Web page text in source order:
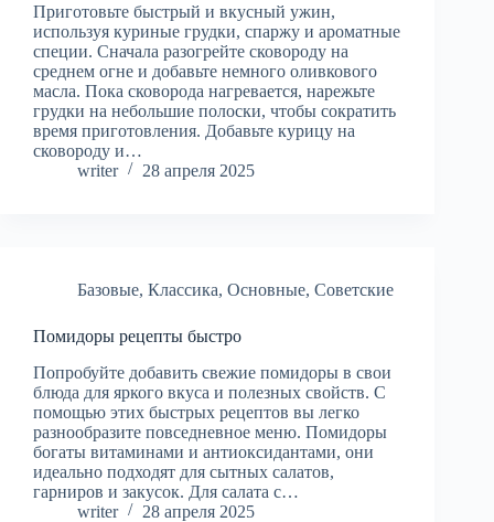
Приготовьте быстрый и вкусный ужин,
используя куриные грудки, спаржу и ароматные
специи. Сначала разогрейте сковороду на
среднем огне и добавьте немного оливкового
масла. Пока сковорода нагревается, нарежьте
грудки на небольшие полоски, чтобы сократить
время приготовления. Добавьте курицу на
сковороду и…
writer
28 апреля 2025
Базовые, Классика, Основные, Советские
Помидоры рецепты быстро
Попробуйте добавить свежие помидоры в свои
блюда для яркого вкуса и полезных свойств. С
помощью этих быстрых рецептов вы легко
разнообразите повседневное меню. Помидоры
богаты витаминами и антиоксидантами, они
идеально подходят для сытных салатов,
гарниров и закусок. Для салата с…
writer
28 апреля 2025